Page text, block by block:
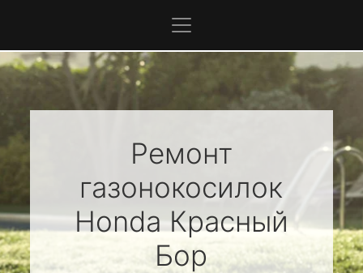
Ремонт
газонокосилок
Honda Красный
Бор